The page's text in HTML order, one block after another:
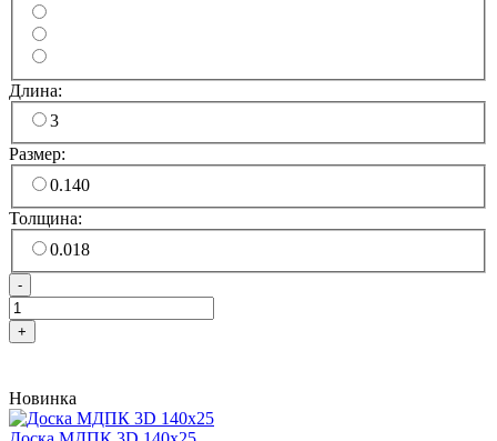
Длина:
3
Размер:
0.140
Толщина:
0.018
-
+
Новинка